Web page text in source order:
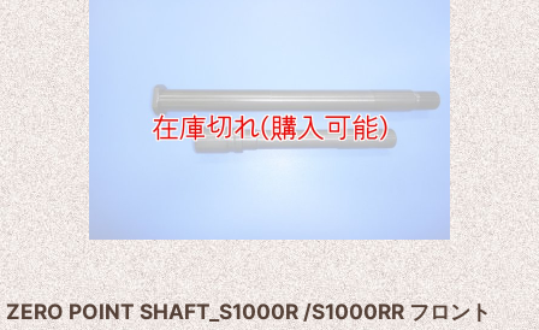
ZERO POINT SHAFT_S1000R /S1000RR フロント